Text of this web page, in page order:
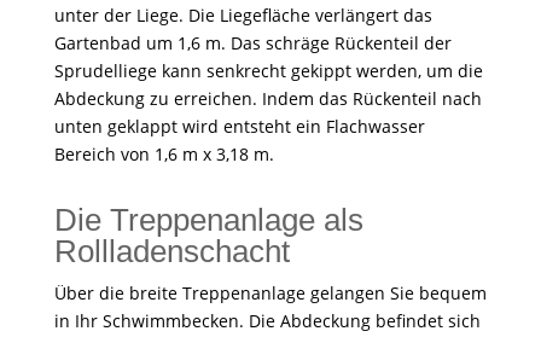
unter der Liege. Die Liegefläche verlängert das
Gartenbad um 1,6 m. Das schräge Rückenteil der
Sprudelliege kann senkrecht gekippt werden, um die
Abdeckung zu erreichen. Indem das Rückenteil nach
unten geklappt wird entsteht ein Flachwasser
Bereich von 1,6 m x 3,18 m.
Die Treppenanlage als
Rollladenschacht
Über die breite Treppenanlage gelangen Sie bequem
in Ihr Schwimmbecken. Die Abdeckung befindet sich